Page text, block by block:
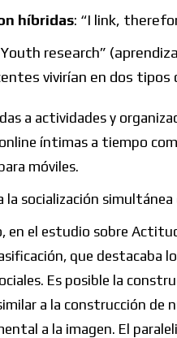
híbridas: “I link,
research”
vivirían en dos tipos
a actividades y
íntimas a tiempo
móviles.
socialización
en el estudio sobre
que
Es posible la
a la construcción
a la imagen. El